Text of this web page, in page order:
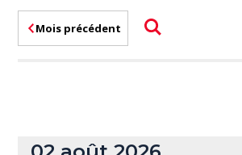
Mois précédent